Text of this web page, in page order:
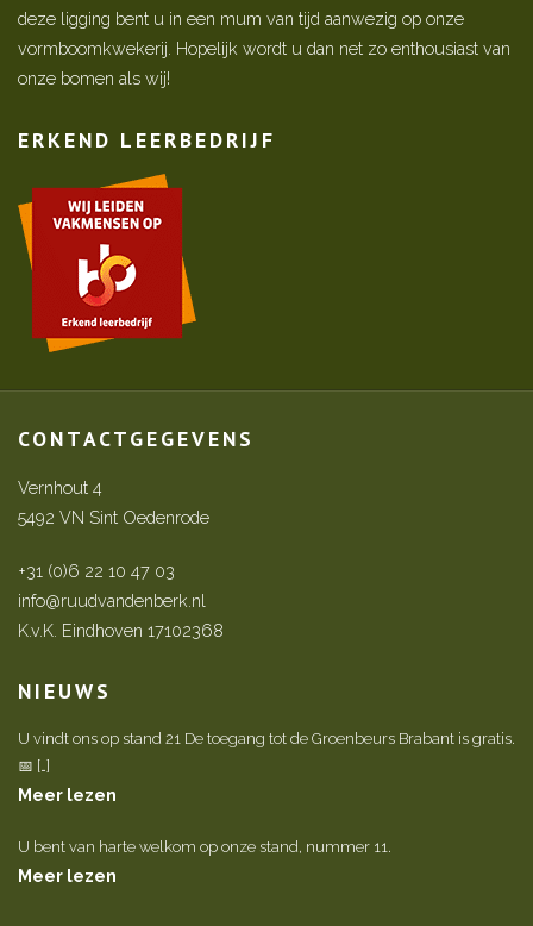
deze ligging bent u in een mum van tijd aanwezig op onze
vormboomkwekerij. Hopelijk wordt u dan net zo enthousiast van
onze bomen als wij!
ERKEND LEERBEDRIJF
CONTACTGEGEVENS
Vernhout 4
5492 VN Sint Oedenrode
+31 (0)6 22 10 47 03
info@ruudvandenberk.nl
K.v.K. Eindhoven 17102368
NIEUWS
U vindt ons op stand 21 De toegang tot de Groenbeurs Brabant is gratis.
📅 […]
Meer lezen
U bent van harte welkom op onze stand, nummer 11.
Meer lezen